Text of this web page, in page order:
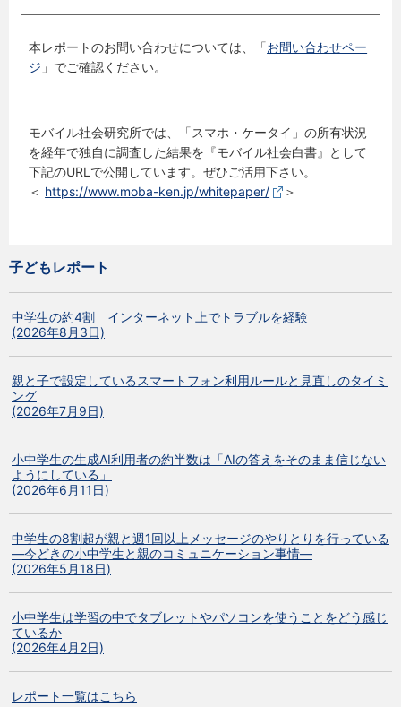
本レポートのお問い合わせについては、「お問い合わせペー
ジ 」でご確認ください。
モバイル社会研究所では、「スマホ・ケータイ」の所有状況
を経年で独自に調査した結果を『モバイル社会白書』として
下記のURLで公開しています。ぜひご活用下さい。
＜ https://www.moba-ken.jp/whitepaper/ ＞
子どもレポート
中学生の約4割 インターネット上でトラブルを経験
(2026年8月3日)
親と子で設定しているスマートフォン利用ルールと見直しのタイミ
ング
(2026年7月9日)
小中学生の生成AI利用者の約半数は「AIの答えをそのまま信じない
ようにしている」
(2026年6月11日)
中学生の8割超が親と週1回以上メッセージのやりとりを行っている
―今どきの小中学生と親のコミュニケーション事情―
(2026年5月18日)
小中学生は学習の中でタブレットやパソコンを使うことをどう感じ
ているか
(2026年4月2日)
レポート一覧はこちら